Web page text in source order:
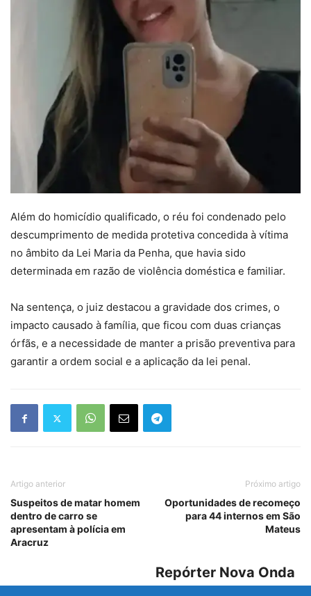
Além do homicídio qualificado, o réu foi condenado pelo
descumprimento de medida protetiva concedida à vítima
no âmbito da Lei Maria da Penha, que havia sido
determinada em razão de violência doméstica e familiar.
Na sentença, o juiz destacou a gravidade dos crimes, o
impacto causado à família, que ficou com duas crianças
órfãs, e a necessidade de manter a prisão preventiva para
garantir a ordem social e a aplicação da lei penal.
Artigo anterior
Suspeitos de matar homem
dentro de carro se
apresentam à polícia em
Aracruz
Próximo artigo
Oportunidades de recomeço
para 44 internos em São
Mateus
Repórter Nova Onda